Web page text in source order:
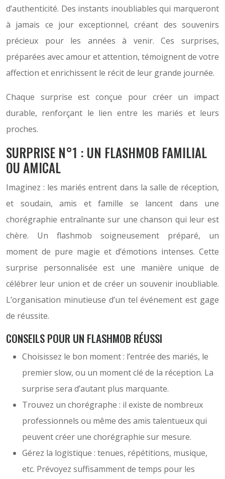
d’authenticité. Des instants inoubliables qui marqueront
à jamais ce jour exceptionnel, créant des souvenirs
précieux pour les années à venir. Ces surprises,
préparées avec amour et attention, témoignent de votre
affection et enrichissent le récit de leur grande journée.
Chaque surprise est conçue pour créer un impact
durable, renforçant le lien entre les mariés et leurs
proches.
SURPRISE N°1 : UN FLASHMOB FAMILIAL
OU AMICAL
Imaginez : les mariés entrent dans la salle de réception,
et soudain, amis et famille se lancent dans une
chorégraphie entraînante sur une chanson qui leur est
chère. Un flashmob soigneusement préparé, un
moment de pure magie et d’émotions intenses. Cette
surprise personnalisée est une manière unique de
célébrer leur union et de créer un souvenir inoubliable.
L’organisation minutieuse d’un tel événement est gage
de réussite.
CONSEILS POUR UN FLASHMOB RÉUSSI
Choisissez le bon moment : l’entrée des mariés, le
premier slow, ou un moment clé de la réception. La
surprise sera d’autant plus marquante.
Trouvez un chorégraphe : il existe de nombreux
professionnels ou même des amis talentueux qui
peuvent créer une chorégraphie sur mesure.
Gérez la logistique : tenues, répétitions, musique,
etc. Prévoyez suffisamment de temps pour les